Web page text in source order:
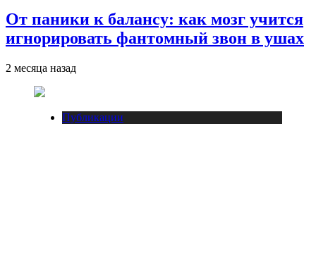
От паники к балансу: как мозг учится
игнорировать фантомный звон в ушах
2 месяца назад
Публикации